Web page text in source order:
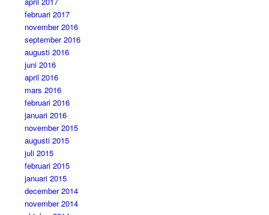
februari 2017
november 2016
september 2016
augusti 2016
juni 2016
april 2016
mars 2016
februari 2016
januari 2016
november 2015
augusti 2015
juli 2015
februari 2015
januari 2015
december 2014
november 2014